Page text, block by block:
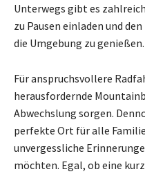
Unterwegs gibt es
zu Pausen einladen und
die Umgebung zu genießen.
Für anspruchsvollere
herausfordernde
Abwechslung sorgen.
perfekte Ort für alle
unvergessliche
möchten. Egal, ob eine